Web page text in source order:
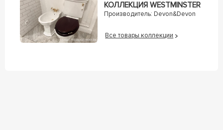
КОЛЛЕКЦИЯ WESTMINSTER
Производитель: Devon&Devon
Все товары коллекции